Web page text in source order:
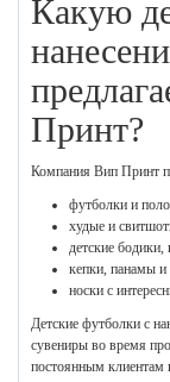
Какую
Принт?
Компания Вип Принт
футболки и
худые и
детские
кепки, панамы и
носки с
Детские футболки с
сувениры во время
постоянным клиентам